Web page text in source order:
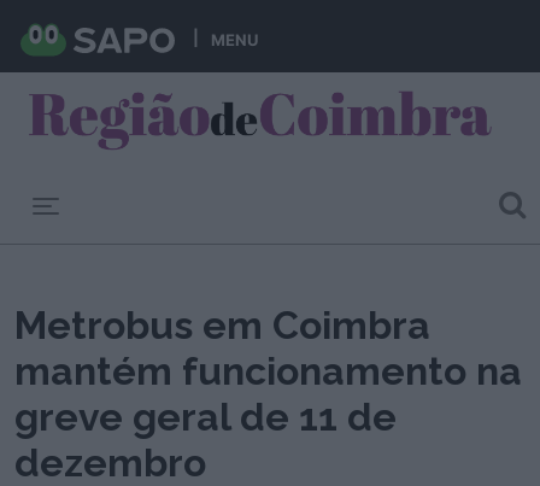
MENU
Metrobus em Coimbra
mantém funcionamento na
greve geral de 11 de
dezembro